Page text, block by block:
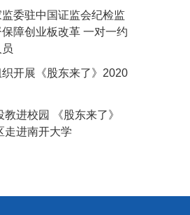
委驻中国证监会纪检监
障创业板改革 一对一约
开展《股东来了》2020
进校园 《股东来了》
走进南开大学